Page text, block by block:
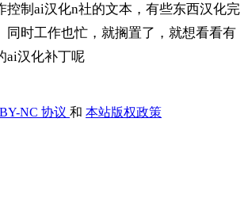
控制ai汉化n社的文本，有些东西汉化完
同时工作也忙，就搁置了，就想看看有
ai汉化补丁呢
NC 协议 和 本站版权政策